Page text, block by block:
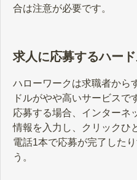
合は注意が必要です。
求人に応募するハー
ハローワークは求職者から
ドルがやや高いサービスで
応募する場合、インターネ
情報を入力し、クリックひ
電話1本で応募が完了した
う。